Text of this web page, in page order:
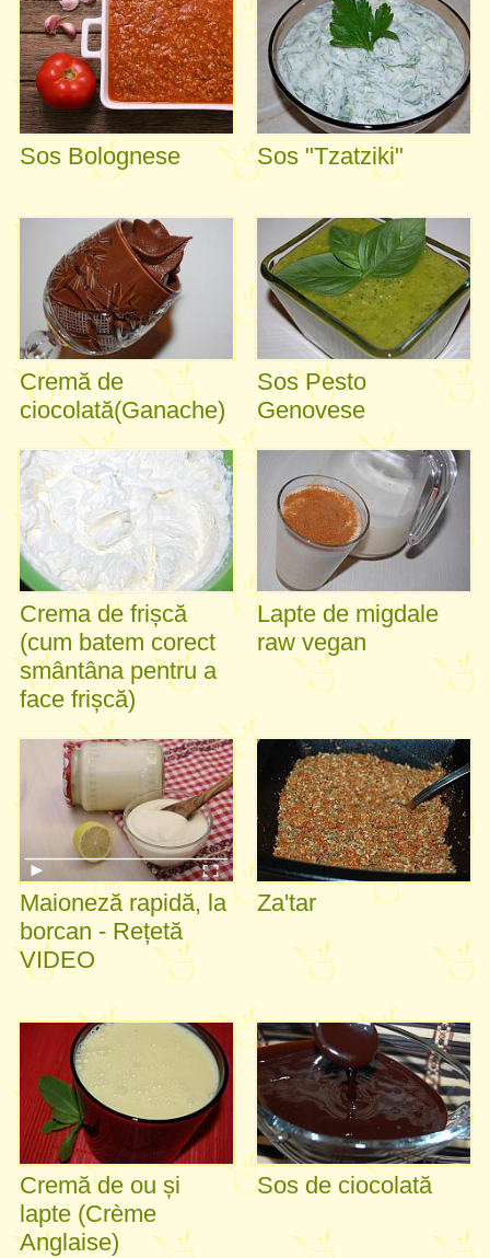
Sos Bolognese Sos "Tzatziki"
Cremă de
ciocolată(Ganache)
Sos Pesto
Genovese
Crema de frișcă
(cum batem corect
smântâna pentru a
face frișcă)
Lapte de migdale
raw vegan
Maioneză rapidă, la
borcan - Rețetă
VIDEO
Za'tar
Cremă de ou și
lapte (Crème
Anglaise)
Sos de ciocolată